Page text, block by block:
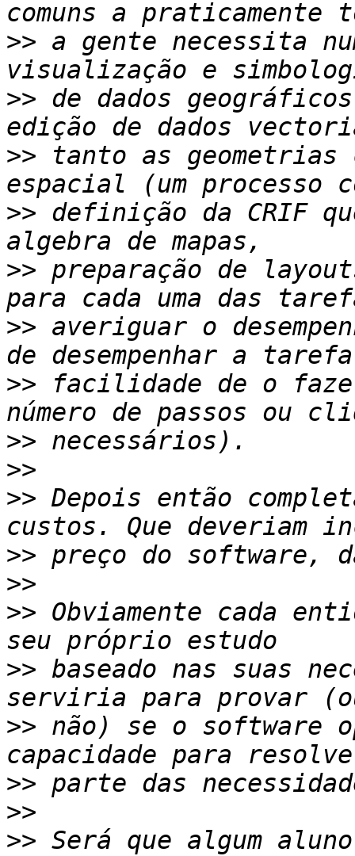
>> a gente necessita
>> de dados
>> tanto as
>> definição da CRIF
>> preparação de
>> averiguar o
>> facilidade de o
>>
>>
>> Depois então
>>
>>
>> Obviamente cada
>> baseado nas suas
>> não) se o software
>>
>>
>> Será que algum